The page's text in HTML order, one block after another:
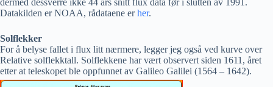
dermed dessverre ikke 44 års snitt flux data før i slutten av 1991.
Datakilden er NOAA, rådataene erher.
Solflekker
For å belyse fallet i flux litt nærmere, legger jeg også ved kurve over
Relative solflekktall. Solflekkene har vært observert siden 1611, året
etter at teleskopet ble oppfunnet av Galileo Galilei (1564 – 1642).